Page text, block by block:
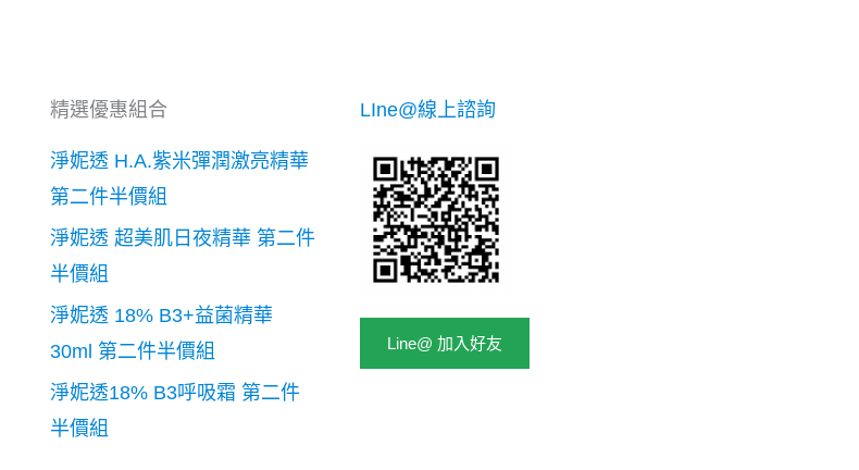
精選優惠組合
淨妮透 H.A.紫米彈潤激亮精華
第二件半價組
淨妮透 超美肌日夜精華 第二件
半價組
淨妮透 18% B3+益菌精華
30ml 第二件半價組
淨妮透18% B3呼吸霜 第二件
半價組
LIne@線上諮詢
Line@ 加入好友